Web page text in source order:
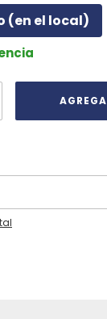
(en el local)